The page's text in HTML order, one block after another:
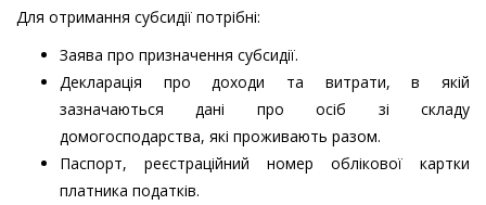
Для отримання субсидії потрібні:
Заява про призначення субсидії.
Декларація про доходи та витрати, в якій
зазначаються дані про осіб зі складу
домогосподарства, які проживають разом.
Паспорт, реєстраційний номер облікової картки
платника податків.